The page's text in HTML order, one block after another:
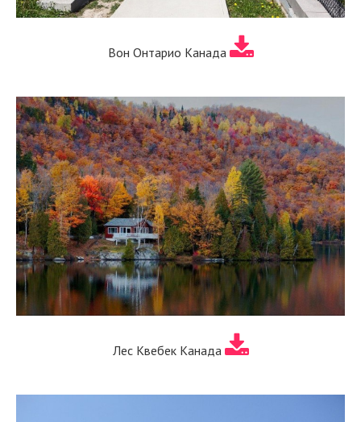
Вон Онтарио Канада
Лес Квебек Канада